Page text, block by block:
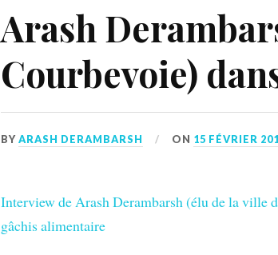
Arash
Courbevoie)
BYARASH DERAMBARSH ON 15 FÉVRIER
Interview de Arash Derambarsh (élu de la ville
gâchis alimentaire